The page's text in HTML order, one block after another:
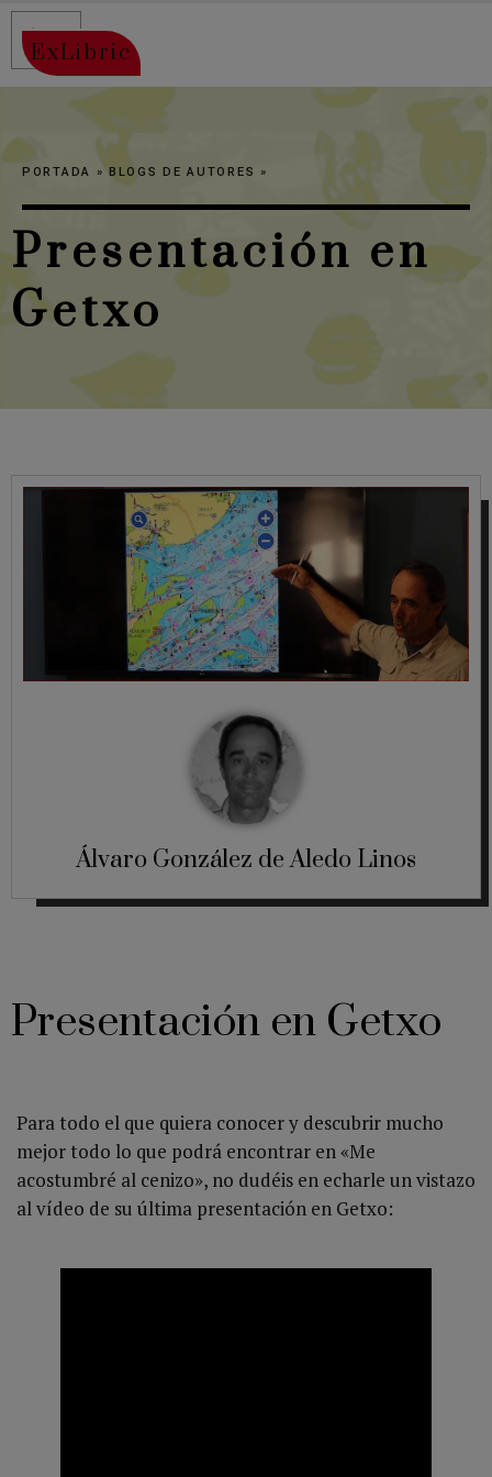
ExLibric
Presentación en
Getxo
PORTADA »BLOGS DE AUTORES »
Álvaro González de Aledo Linos
Presentación en Getxo
Para todo el que quiera conocer y descubrir mucho
mejor todo lo que podrá encontrar en «Me
acostumbré al cenizo», no dudéis en echarle un vistazo
al vídeo de su última presentación en Getxo: